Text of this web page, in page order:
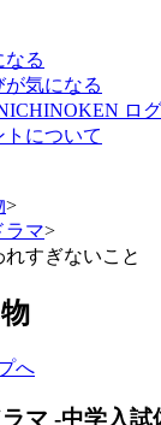
なる
が気になる
ロ
について
>
ラマ>
すぎないこと
へ